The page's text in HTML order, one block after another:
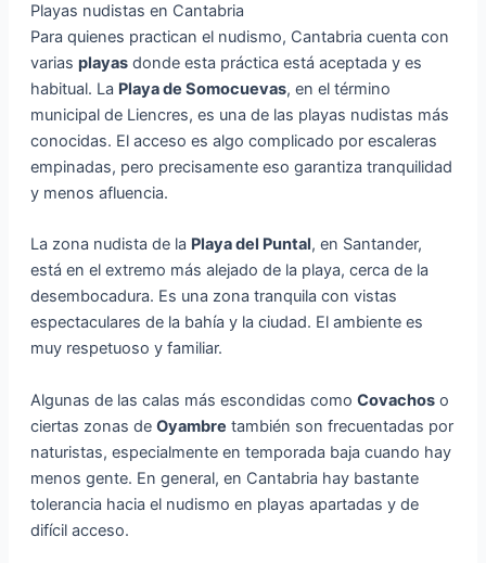
Playas nudistas en Cantabria
Para quienes practican el nudismo, Cantabria cuenta con
varias playasdonde esta práctica está aceptada y es
habitual. La Playa de Somocuevas, en el término
municipal de Liencres, es una de las playas nudistas más
conocidas. El acceso es algo complicado por escaleras
empinadas, pero precisamente eso garantiza tranquilidad
y menos afluencia.
La zona nudista de la Playa del Puntal, en Santander,
está en el extremo más alejado de la playa, cerca de la
desembocadura. Es una zona tranquila con vistas
espectaculares de la bahía y la ciudad. El ambiente es
muy respetuoso y familiar.
Algunas de las calas más escondidas como Covachoso
ciertas zonas de Oyambre también son frecuentadas por
naturistas, especialmente en temporada baja cuando hay
menos gente. En general, en Cantabria hay bastante
tolerancia hacia el nudismo en playas apartadas y de
difícil acceso.